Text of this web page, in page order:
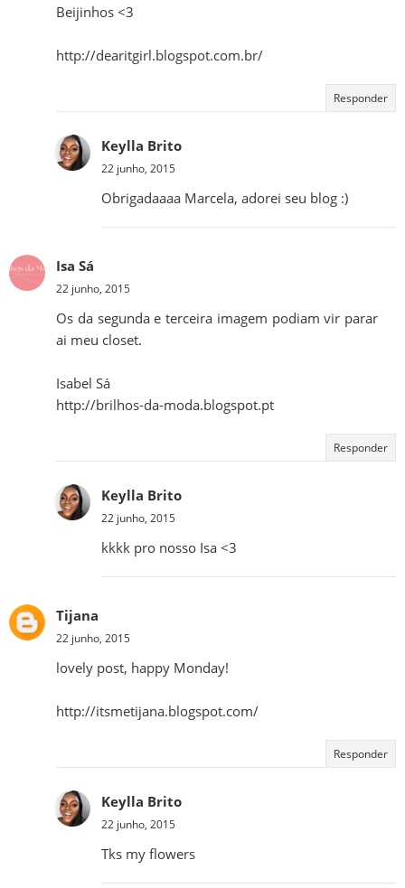
Beijinhos <3
http://dearitgirl.blogspot.com.br/
Responder
Keylla Brito
22 junho, 2015
Obrigadaaaa Marcela, adorei seu blog :)
Isa Sá
22 junho, 2015
Os da segunda e terceira imagem podiam vir parar
ai meu closet.
Isabel Sá
http://brilhos-da-moda.blogspot.pt
Responder
Keylla Brito
22 junho, 2015
kkkk pro nosso Isa <3
Tijana
22 junho, 2015
lovely post, happy Monday!
http://itsmetijana.blogspot.com/
Responder
Keylla Brito
22 junho, 2015
Tks my flowers